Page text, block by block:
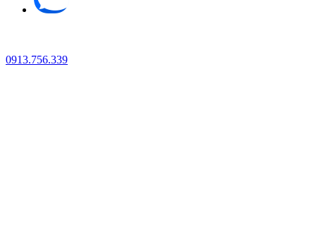
0913.756.339